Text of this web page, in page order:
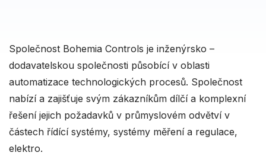
Společnost Bohemia Controls je inženýrsko –
dodavatelskou společnosti působící v oblasti
automatizace technologických procesů. Společnost
nabízí a zajišťuje svým zákazníkům dílčí a komplexní
řešení jejich požadavků v průmyslovém odvětví v
částech řídící systémy, systémy měření a regulace,
elektro.